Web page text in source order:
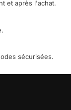
et après l'achat.
sécurisées.